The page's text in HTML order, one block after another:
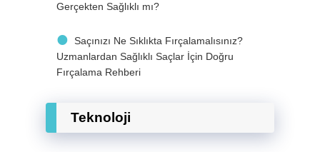
Gerçekten Sağlıklı mı?
Saçınızı Ne Sıklıkta Fırçalamalısınız?
Uzmanlardan Sağlıklı Saçlar İçin Doğru
Fırçalama Rehberi
Teknoloji